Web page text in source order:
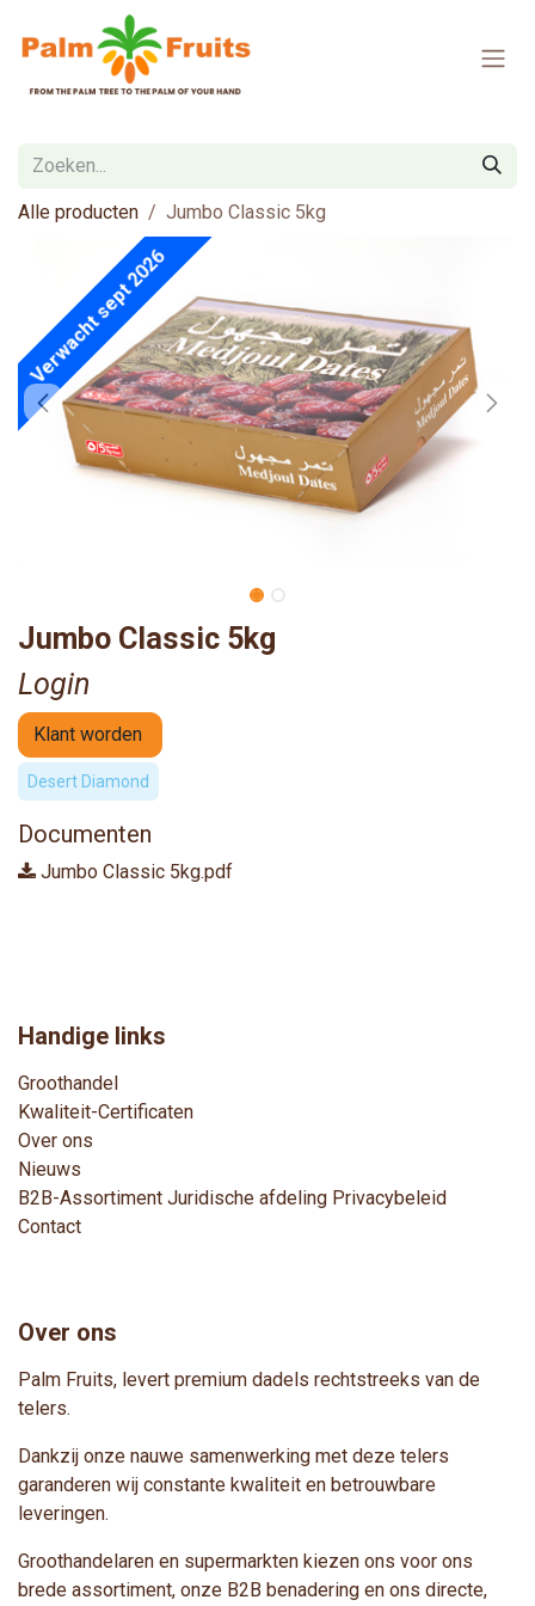
Overslaan naar inhoud
Alle producten Jumbo Classic 5kg
Verwacht sept 2026
Jumbo Classic 5kg
Login
Klant worden
Desert Diamond
Documenten
Jumbo Classic 5kg.pdf
Handige links
Groothandel
Kwaliteit-Certificaten
Over ons
Nieuws
B2B-Assortiment Juridische afdeling Privacybeleid
Contact
Over ons
Palm Fruits, levert premium dadels rechtstreeks van de
telers.
Dankzij onze nauwe samenwerking met deze telers
garanderen wij constante kwaliteit en betrouwbare
leveringen.
Groothandelaren en supermarkten kiezen ons voor ons
brede assortiment, onze B2B benadering en ons directe,